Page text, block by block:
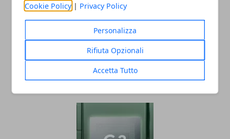
Cookie Policy | Privacy Policy
Personalizza
Rifiuta Opzionali
Accetta Tutto
ARTICOLI CORRELATI